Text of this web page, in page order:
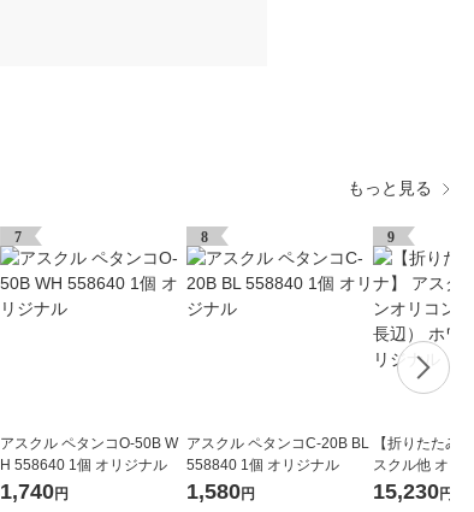
もっと見る
7
アスクル ペタンコO-50B W
H 558640 1個 オリジナル
1,740円
8
アスクル ペタンコC-20B BL
558840 1個 オリジナル
1,580円
9
【折りたたみ
スクル他 オー
セット（50L
15,230円